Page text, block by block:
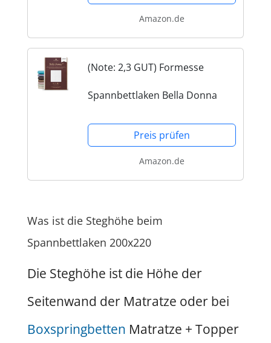
Amazon.de
(Note: 2,3 GUT) Formesse
Spannbettlaken Bella Donna
Preis prüfen
Amazon.de
Was ist die Steghöhe beim
Spannbettlaken 200x220
Die Steghöhe ist die Höhe der
Seitenwand der Matratze oder bei
Boxspringbetten Matratze + Topper